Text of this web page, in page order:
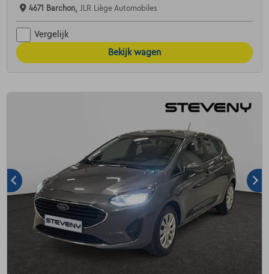
4671 Barchon, JLR Liège Automobiles
Vergelijk
Bekijk wagen